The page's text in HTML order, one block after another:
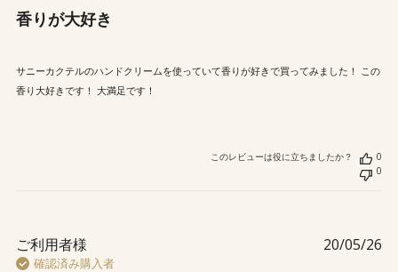
香りが大好き
サニーカクテルのハンドクリームを使っていて香りが好きで買ってみました！ この
香り大好きです！ 大満足です！
このレビューは役に立ちましたか？
0
0
ご利用者様
確認済み購入者
20/05/26